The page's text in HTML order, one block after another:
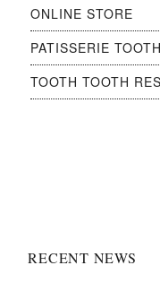
ONLINE STORE
PATISSERIE
TOOTH TOOTH
RECENT NEWS